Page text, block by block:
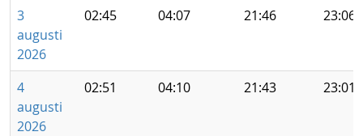
3
augusti
2026
02:45 04:07 21:46 23:06
4
augusti
2026
02:51 04:10 21:43 23:01